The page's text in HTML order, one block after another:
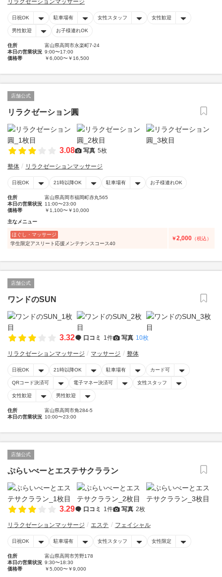
リラクゼーションマッサージ
日祝OK 駐車場有 女性スタッフ 女性歓迎
男性歓迎 お子様連れOK
住所
富山県高岡市永楽町7-24
本日の営業状況 9:00〜17:00
価格帯
￥6,000〜￥16,500
店舗公式
リラクゼーション圓
3.08 写真 5枚
整体 リラクゼーションマッサージ
日祝OK 21時以降OK 駐車場有 お子様連れOK
住所
富山県高岡市福岡町赤丸565
本日の営業状況 11:00〜23:00
価格帯
￥1,100〜￥10,000
主なメニュー
ほぐし・マッサージ
学生限定アスリート応援メンテナンスコース40
￥2,000 （税込）
店舗公式
ワンドのSUN
3.32 口コミ 1件 写真 10枚
リラクゼーションマッサージ マッサージ 整体
日祝OK 21時以降OK 駐車場有 カード可
QRコード決済可 電子マネー決済可 女性スタッフ
女性歓迎 男性歓迎
住所
富山県高岡市角284-5
本日の営業状況 10:00〜23:00
店舗公式
ぷらいべーとエステサクララン
3.29 口コミ 1件 写真 2枚
リラクゼーションマッサージ エステ フェイシャル
日祝OK 駐車場有 女性スタッフ 女性限定
住所
富山県高岡市芳野178
本日の営業状況 9:30〜18:30
価格帯
￥5,000〜￥9,000